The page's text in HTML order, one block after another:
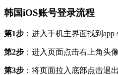
韩国iOS账号登录流程
第1步 ：进入手机主界面找到app
第2步 ：进入页面点击右上角头像
第3步 ：将页面拉入底部点击退